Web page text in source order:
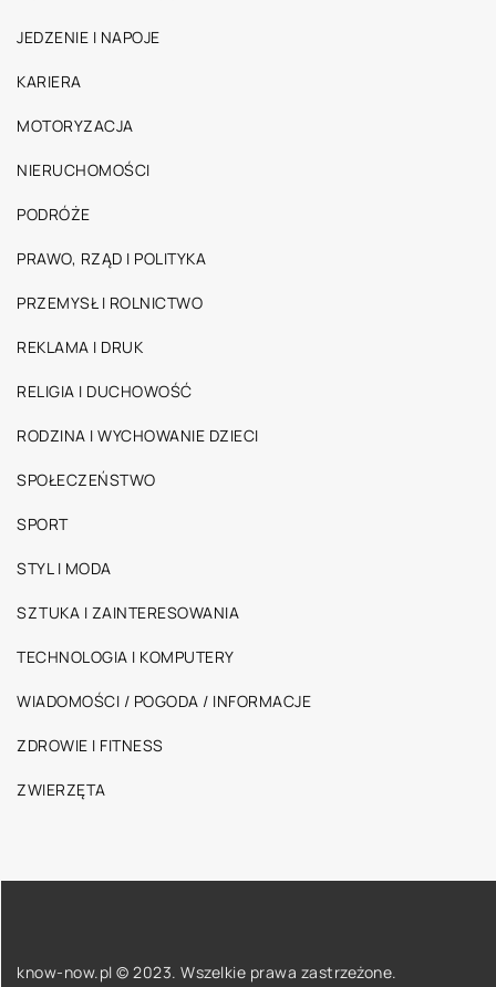
JEDZENIE I NAPOJE
KARIERA
MOTORYZACJA
NIERUCHOMOŚCI
PODRÓŻE
PRAWO, RZĄD I POLITYKA
PRZEMYSŁ I ROLNICTWO
REKLAMA I DRUK
RELIGIA I DUCHOWOŚĆ
RODZINA I WYCHOWANIE DZIECI
SPOŁECZEŃSTWO
SPORT
STYL I MODA
SZTUKA I ZAINTERESOWANIA
TECHNOLOGIA I KOMPUTERY
WIADOMOŚCI / POGODA / INFORMACJE
ZDROWIE I FITNESS
ZWIERZĘTA
know-now.pl © 2023. Wszelkie prawa zastrzeżone.